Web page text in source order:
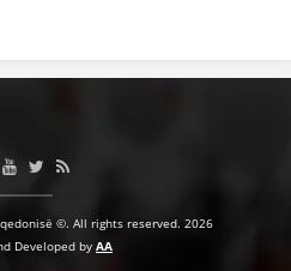
INFORMATIV
©. All rights reserved. 2026
Developed by AA